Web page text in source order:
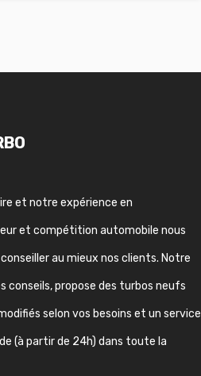
et notre expérience en
et compétition automobile nous
au mieux nos clients. Notre
conseils, propose des turbos neufs
selon vos besoins et un service
(à partir de 24h) dans toute la